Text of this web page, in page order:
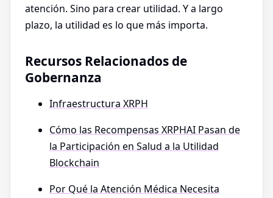
atención. Sino para crear utilidad. Y a largo
plazo, la utilidad es lo que más importa.
Recursos Relacionados de
Gobernanza
Infraestructura XRPH
Cómo las Recompensas XRPHAI Pasan de
la Participación en Salud a la Utilidad
Blockchain
Por Qué la Atención Médica Necesita